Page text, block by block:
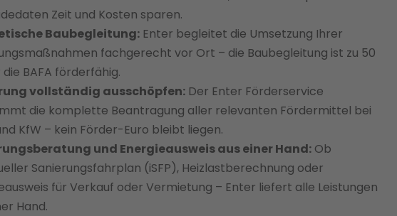
Zeit und Kosten sparen.
Baubegleitung: Enter begleitet die Umsetzung Ihrer
fachgerecht vor Ort – die Baubegleitung ist zu 50
die BAFA förderfähig.
vollständig ausschöpfen: Der Enter Förderservice
die komplette Beantragung aller relevanten Fördermittel bei
KfW – kein Förder-Euro bleibt liegen.
und Energieausweis aus einer Hand: Ob
Sanierungsfahrplan (iSFP), Heizlastberechnung oder
für Verkauf oder Vermietung – Enter liefert alle Leistungen
Hand.